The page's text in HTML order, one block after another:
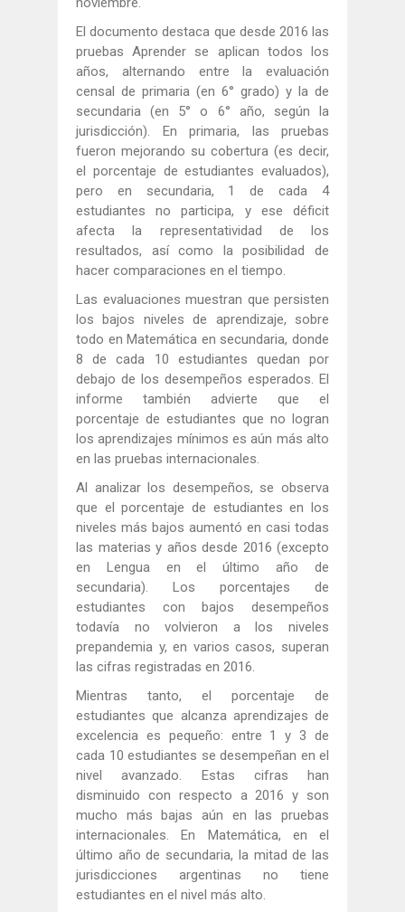
El documento destaca que desde 2016 las
pruebas Aprender se aplican todos los
años, alternando entre la evaluación
censal de primaria (en 6° grado) y la de
secundaria (en 5° o 6° año, según la
jurisdicción). En primaria, las pruebas
fueron mejorando su cobertura (es decir,
el porcentaje de estudiantes evaluados),
pero en secundaria, 1 de cada 4
estudiantes no participa, y ese déficit
afecta la representatividad de los
resultados, así como la posibilidad de
hacer comparaciones en el tiempo.
Las evaluaciones muestran que persisten
los bajos niveles de aprendizaje, sobre
todo en Matemática en secundaria, donde
8 de cada 10 estudiantes quedan por
debajo de los desempeños esperados. El
informe también advierte que el
porcentaje de estudiantes que no logran
los aprendizajes mínimos es aún más alto
en las pruebas internacionales.
Al analizar los desempeños, se observa
que el porcentaje de estudiantes en los
niveles más bajos aumentó en casi todas
las materias y años desde 2016 (excepto
en Lengua en el último año de
secundaria). Los porcentajes de
estudiantes con bajos desempeños
todavía no volvieron a los niveles
prepandemia y, en varios casos, superan
las cifras registradas en 2016.
Mientras tanto, el porcentaje de
estudiantes que alcanza aprendizajes de
excelencia es pequeño: entre 1 y 3 de
cada 10 estudiantes se desempeñan en el
nivel avanzado. Estas cifras han
disminuido con respecto a 2016 y son
mucho más bajas aún en las pruebas
internacionales. En Matemática, en el
último año de secundaria, la mitad de las
jurisdicciones argentinas no tiene
estudiantes en el nivel más alto.